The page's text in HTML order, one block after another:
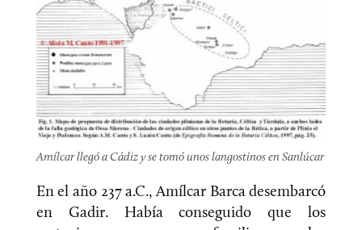
Amílcar llegó a Cádiz y se tomó unos langostinos en Sanlúcar
En el año 237 a.C., Amílcar Barca desembarcó
en Gadir. Había conseguido que los